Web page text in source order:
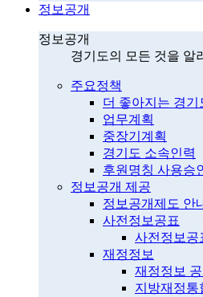
정보공개
정보공개
경기도의 모든 것을 알
주요정책
더 좋아지는 경기
업무계획
중장기계획
경기도 소속인력
후원명칭 사용승
정보공개 제공
정보공개제도 안
사전정보공표
사전정보공
재정정보
재정정보 공
지방재정통